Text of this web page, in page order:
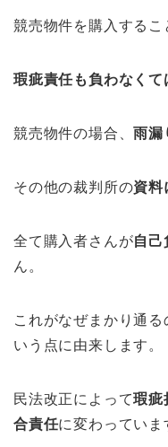
競売物件を購入するこ
瑕疵責任も負わなくて
競売物件の場合、雨漏
その他の裁判所の資料
全て購入者さんが自己
ん。
これがなぜまかり通る
いう点に由来します。
民法改正によって瑕疵
合責任に変わっていま